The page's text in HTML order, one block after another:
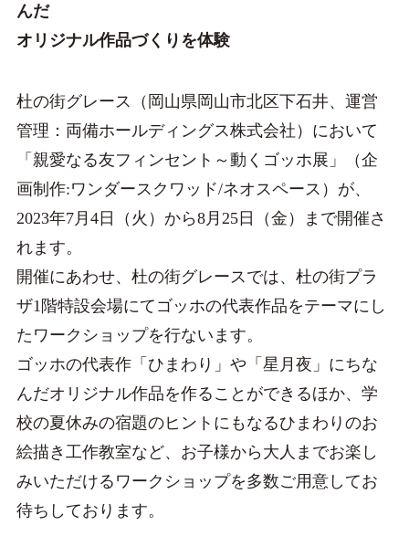
んだ
オリジナル作品づくりを体験
杜の街グレース（岡山県岡山市北区下石井、運営
管理：両備ホールディングス株式会社）において
「親愛なる友フィンセント～動くゴッホ展」（企
画制作:ワンダースクワッド/ネオスペース）が、
2023年7月4日（火）から8月25日（金）まで開催さ
れます。
開催にあわせ、杜の街グレースでは、杜の街プラ
ザ1階特設会場にてゴッホの代表作品をテーマにし
たワークショップを行ないます。
ゴッホの代表作「ひまわり」や「星月夜」にちな
んだオリジナル作品を作ることができるほか、学
校の夏休みの宿題のヒントにもなるひまわりのお
絵描き工作教室など、お子様から大人までお楽し
みいただけるワークショップを多数ご用意してお
待ちしております。